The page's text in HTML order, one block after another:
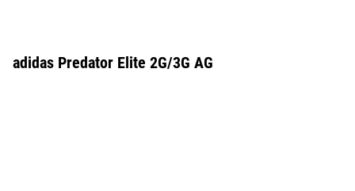
adidas Predator Elite 2G/3G AG